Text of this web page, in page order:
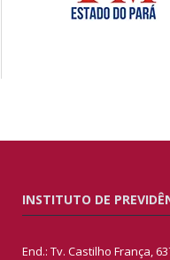
INSTITUTO DE
End.: Tv. Castilho França,